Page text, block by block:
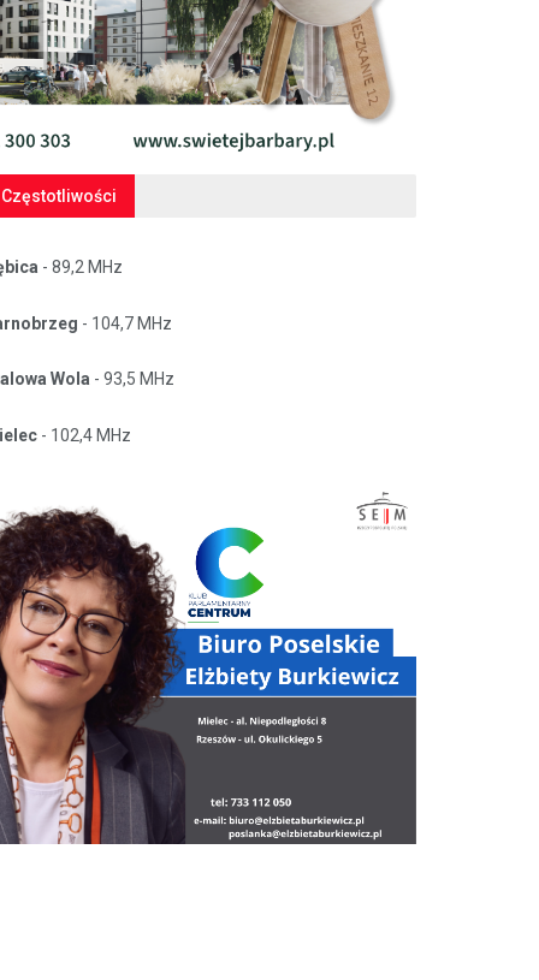
Częstotliwości
- 89,2 MHz
- 104,7 MHz
Wola - 93,5 MHz
- 102,4 MHz